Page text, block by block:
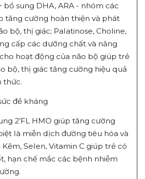
bổ sung DHA, ARA - nhóm các
tăng cường hoàn thiện và phát
bộ, thị giác; Palatinose, Choline,
cấp các dưỡng chất và năng
hoạt động của não bộ giúp trẻ
bộ, thị giác tăng cường hiệu quả
thức.
đề kháng
2’FL HMO giúp tăng cường
là miễn dịch đường tiêu hóa và
Selen, Vitamin C giúp trẻ có
hạn chế mắc các bệnh nhiễm